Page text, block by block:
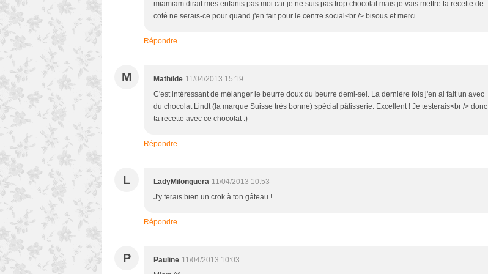
miamiam dirait mes enfants pas moi car je ne suis pas trop chocolat mais je vais mettre ta recette de
coté ne serais-ce pour quand j'en fait pour le centre social<br /> bisous et merci
Répondre
M Mathilde 11/04/2013 15:19
C'est intéressant de mélanger le beurre doux du beurre demi-sel. La dernière fois j'en ai fait un avec
du chocolat Lindt (la marque Suisse très bonne) spécial pâtisserie. Excellent ! Je testerais<br /> donc
ta recette avec ce chocolat :)
Répondre
L LadyMilonguera 11/04/2013 10:53
J'y ferais bien un crok à ton gâteau !
Répondre
P Pauline 11/04/2013 10:03